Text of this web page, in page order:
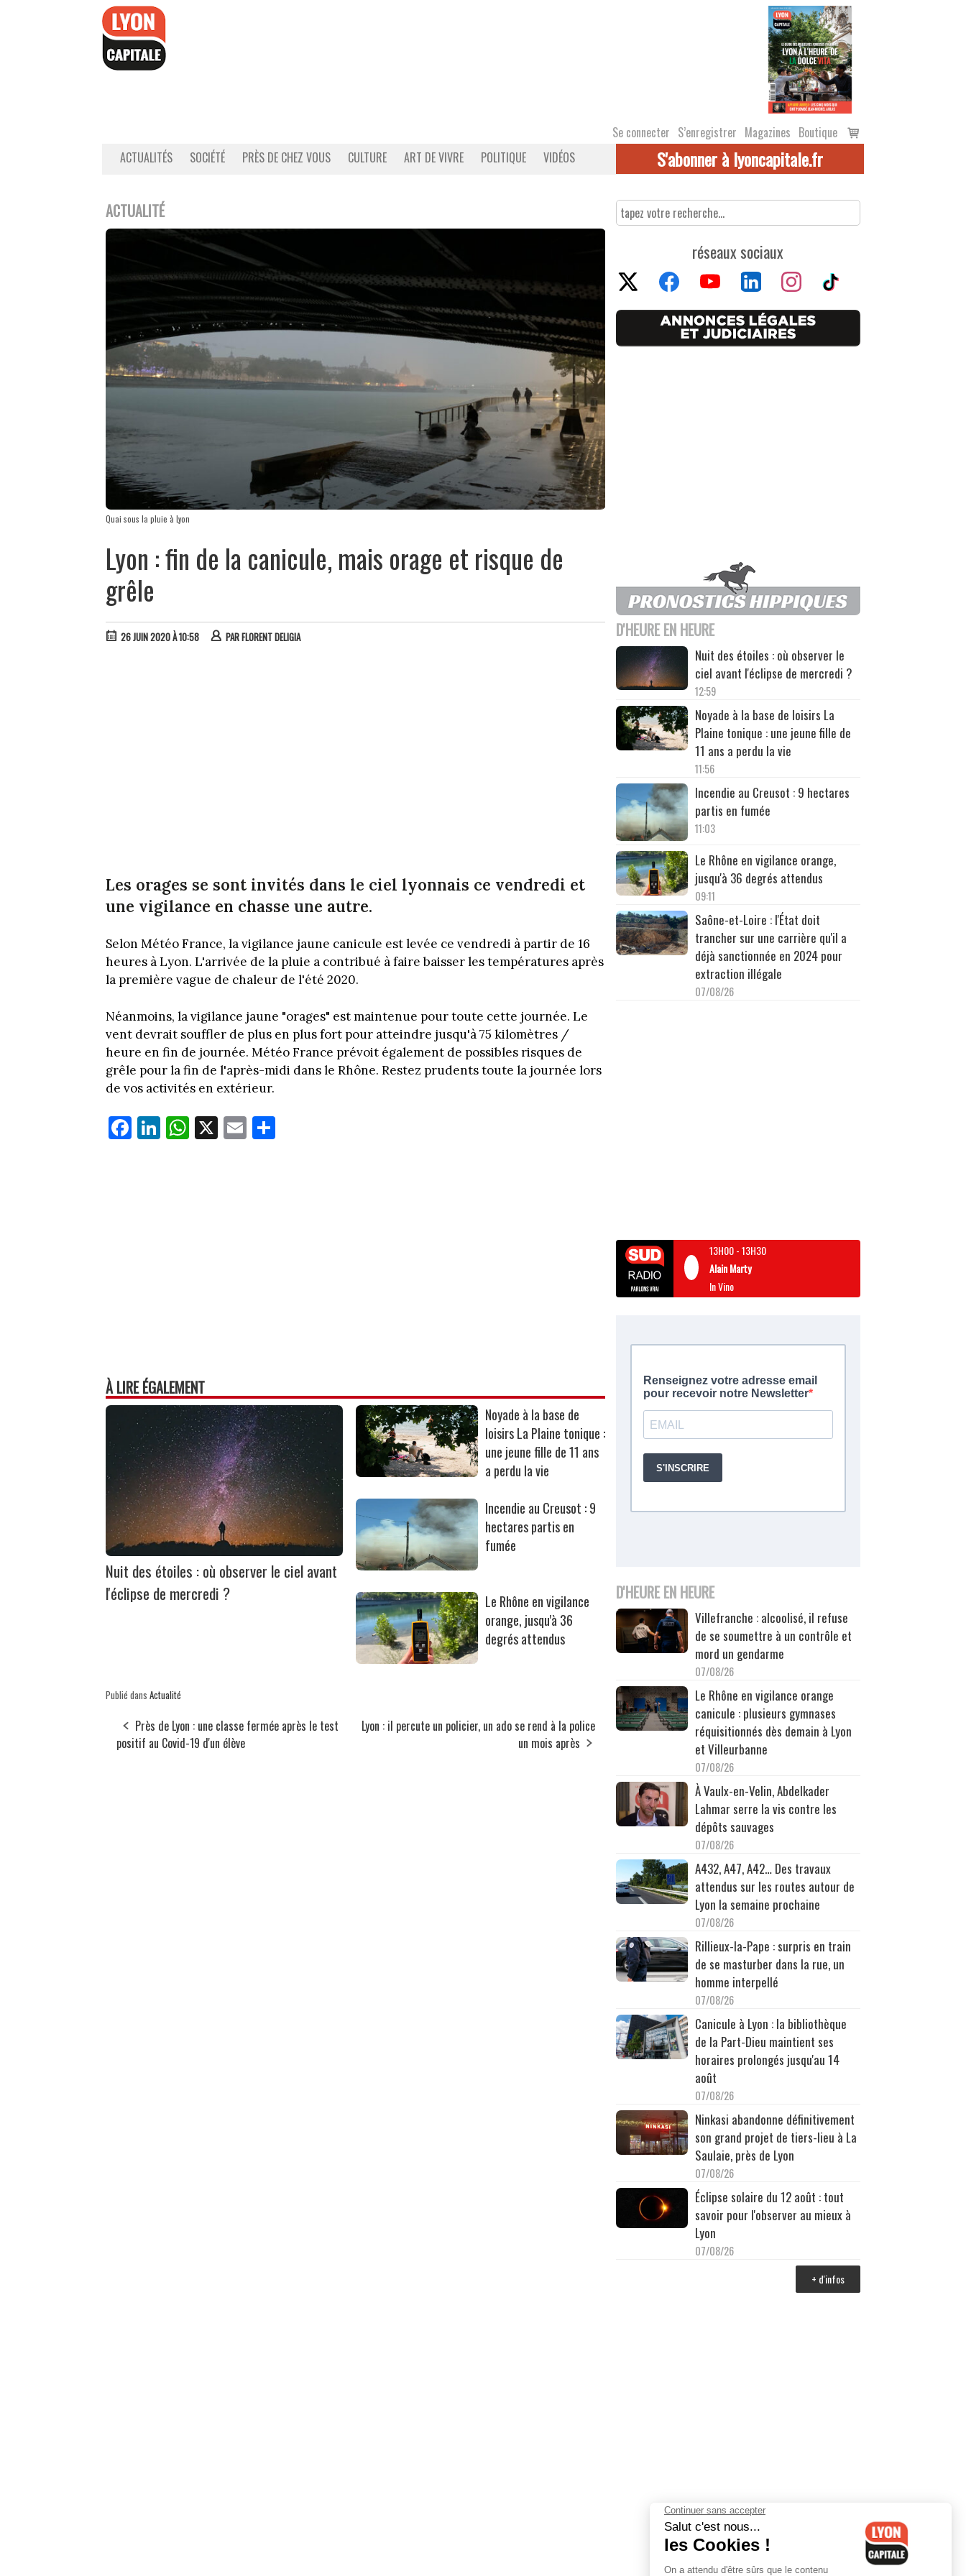
Se connecter S’enregistrer Magazines Boutique
Voir
le
ACTUALITÉS SOCIÉTÉ PRÈS DE CHEZ VOUS CULTURE ART DE VIVRE POLITIQUE VIDÉOS S'abonner à lyoncapitale.fr
ACTUALITÉ
Quai sous la pluie à Lyon
Lyon : fin de la canicule, mais orage et risque de
grêle
26 JUIN 2020 À 10:58 PARFLORENT DELIGIA
Les orages se sont invités dans le ciel lyonnais ce vendredi et
une vigilance en chasse une autre.
Selon Météo France, la vigilance jaune canicule est levée ce vendredi à partir de 16
heures à Lyon. L'arrivée de la pluie a contribué à faire baisser les températures après
la première vague de chaleur de l'été 2020.
Néanmoins, la vigilance jaune "orages" est maintenue pour toute cette journée. Le
vent devrait souffler de plus en plus fort pour atteindre jusqu'à 75 kilomètres /
heure en fin de journée. Météo France prévoit également de possibles risques de
grêle pour la fin de l'après-midi dans le Rhône. Restez prudents toute la journée lors
de vos activités en extérieur.
Fa
ce
Li
nk
W
ha
X E
m
À LIRE ÉGALEMENT
Nuit des étoiles : où observer le ciel avant
l'éclipse de mercredi ?
Noyade à la base de
loisirs La Plaine tonique :
une jeune fille de 11 ans
a perdu la vie
Incendie au Creusot : 9
hectares partis en
fumée
Le Rhône en vigilance
orange, jusqu'à 36
degrés attendus
Publié dans Actualité
Près de Lyon : une classe fermée après le test
positif au Covid-19 d'un élève
Lyon : il percute un policier, un ado se rend à la police
un mois après
réseaux sociaux
D'HEURE EN HEURE
Nuit des étoiles : où observer le
ciel avant l'éclipse de mercredi ?
12:59
Noyade à la base de loisirs La
Plaine tonique : une jeune fille de
11 ans a perdu la vie
11:56
Incendie au Creusot : 9 hectares
partis en fumée
11:03
Le Rhône en vigilance orange,
jusqu'à 36 degrés attendus
09:11
Saône-et-Loire : l'État doit
trancher sur une carrière qu'il a
déjà sanctionnée en 2024 pour
extraction illégale
07/08/26
13H00-13H30
Alain Marty
In Vino
D'HEURE EN HEURE
Villefranche : alcoolisé, il refuse
de se soumettre à un contrôle et
mord un gendarme
07/08/26
Le Rhône en vigilance orange
canicule : plusieurs gymnases
réquisitionnés dès demain à Lyon
et Villeurbanne
07/08/26
À Vaulx-en-Velin, Abdelkader
Lahmar serre la vis contre les
dépôts sauvages
07/08/26
A432, A47, A42… Des travaux
attendus sur les routes autour de
Lyon la semaine prochaine
07/08/26
Rillieux-la-Pape : surpris en train
de se masturber dans la rue, un
homme interpellé
07/08/26
Canicule à Lyon : la bibliothèque
de la Part-Dieu maintient ses
horaires prolongés jusqu'au 14
août
07/08/26
Ninkasi abandonne définitivement
son grand projet de tiers-lieu à La
Saulaie, près de Lyon
07/08/26
Éclipse solaire du 12 août : tout
savoir pour l'observer au mieux à
Lyon
07/08/26
+ d'infos